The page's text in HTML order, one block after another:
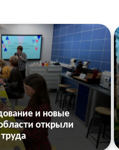
и новые
открыли